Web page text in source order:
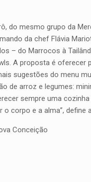
do mesmo grupo da
da chef Flávia
– do Marrocos à
A proposta é
sugestões do menu
de arroz e legumes:
sempre uma
o corpo e a alma”, define
Conceição